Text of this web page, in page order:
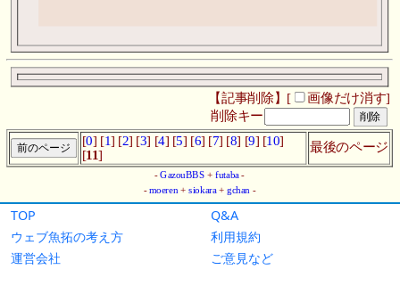
TOP
Q&A
ウェブ魚拓の考え方
利用規約
運営会社
ご意見など